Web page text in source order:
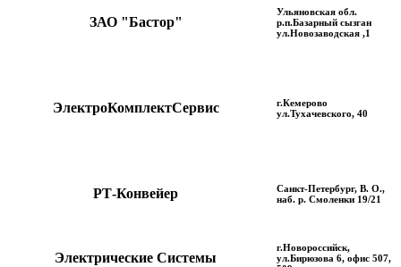
ЗАО "Бастор"
Ульяновская обл.
р.п.Базарный сызган
ул.Новозаводская ,1
ЭлектроКомплектСервис
г.Кемерово
ул.Тухачевского, 40
РТ-Конвейер
Санкт-Петербург, В. О.,
наб. р. Смоленки 19/21
Электрические Системы
г.Новороссийск,
ул.Бирюзова 6, офис 507,